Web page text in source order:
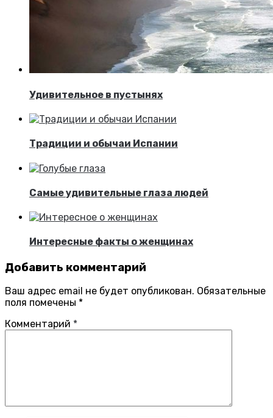
Удивительное в пустынях
Традиции и обычаи Испании
Самые удивительные глаза людей
Интересные факты о женщинах
Добавить комментарий
Ваш адрес email не будет опубликован. Обязательные
поля помечены *
Комментарий *